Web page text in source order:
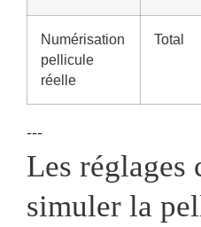
Numérisation
pellicule
réelle
Total
---
Les réglages
simuler la